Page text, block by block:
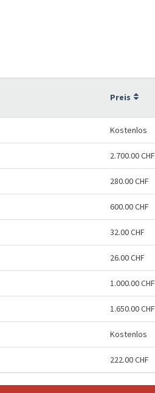
Preis
Kostenlos
2.700.00 CHF
280.00 CHF
600.00 CHF
32.00 CHF
26.00 CHF
1.000.00 CHF
1.650.00 CHF
Kostenlos
222.00 CHF